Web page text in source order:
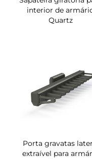
interior de
Quartz
Porta gravatas
extraível para